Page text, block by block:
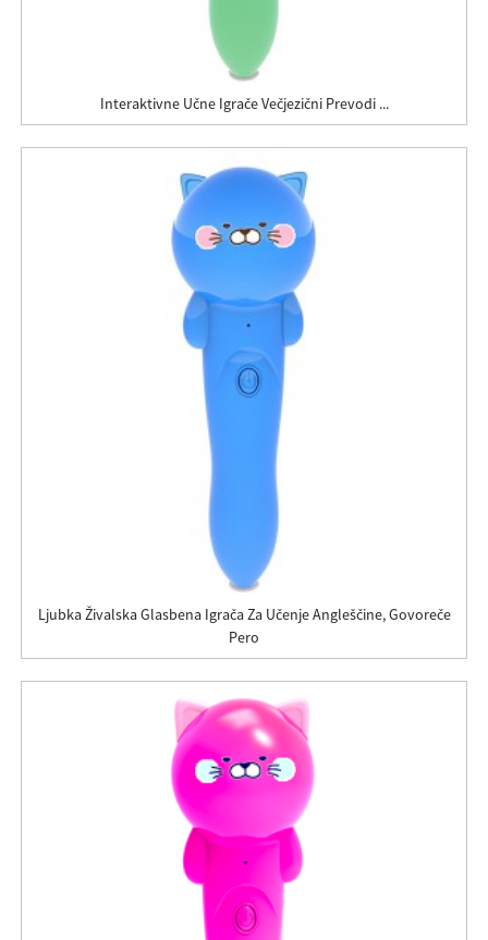
Interaktivne Učne Igrače Večjezični Prevodi ...
Ljubka Živalska Glasbena Igrača Za Učenje Angleščine, Govoreče
Pero